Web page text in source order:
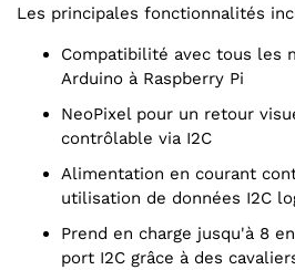
Les principales fonctionnalités
Compatibilité avec tous les microcontrôleurs, d'
Arduino à Raspberry Pi
NeoPixel pour un retour visuel personnalisable,
contrôlable via I2C
Alimentation en courant continu de 3 à 5 V et
utilisation de données I2C
Prend en charge jusqu'à 8 encodeurs sur un seul
port I2C grâce à des